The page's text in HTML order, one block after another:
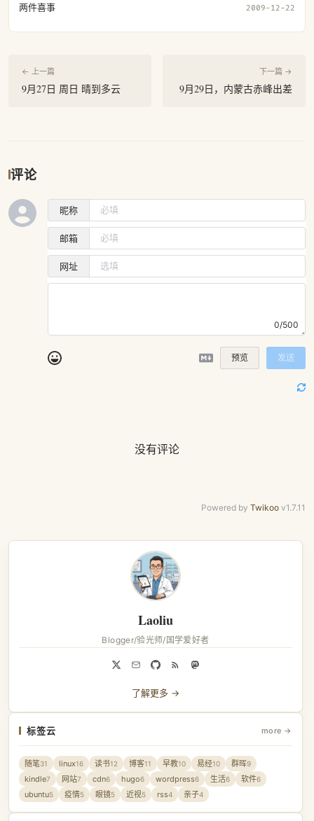
两件喜事 2009-12-22
← 上一篇
9月27日 周日 晴到多云
下一篇 →
9月29日，内蒙古赤峰出差
评论
昵称
邮箱
网址
0/500
预览 发送
没有评论
Powered by Twikoo v1.7.11
Laoliu
Blogger/验光师/国学爱好者
了解更多 →
标签云 more →
随笔31 linux16 读书12 博客11 早教10 易经10 群晖9
kindle7 网站7 cdn6 hugo6 wordpress6 生活6 软件6
ubuntu5 疫情5 眼镜5 近视5 rss4 亲子4